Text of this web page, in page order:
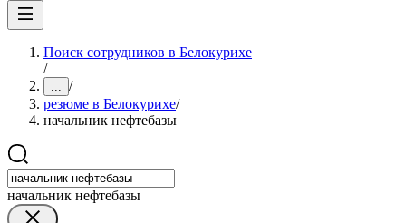
Поиск сотрудников в Белокурихе
/
... /
резюме в Белокурихе/
начальник нефтебазы
начальник нефтебазы